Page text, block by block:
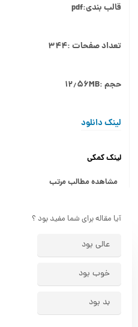
قالب بندی:pdf
تعداد صفحات :۳۴۴
حجم :۱۲٫۵۶MB
لینک دانلود
لینک کمکی
مشاهده مطالب مرتب
آیا مقاله برای شما مفید بود ؟
عالی بود
خوب بود
بد بود